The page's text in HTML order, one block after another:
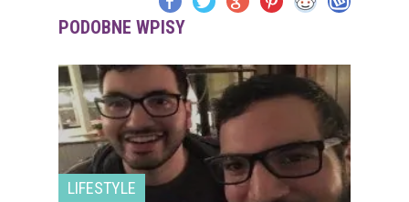
PODOBNE WPISY
LIFESTYLE